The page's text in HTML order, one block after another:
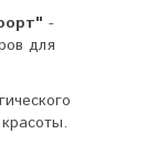
-
для